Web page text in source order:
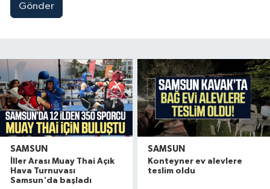
Gönder
SAMSUN
İller Arası Muay Thai Açık
Hava Turnuvası
Samsun'da başladı
SAMSUN
Konteyner ev alevlere
teslim oldu